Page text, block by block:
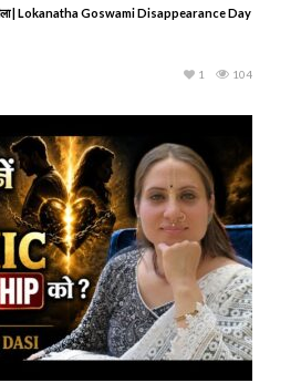
लीला | Lokanatha Goswami Disappearance Day
104
1